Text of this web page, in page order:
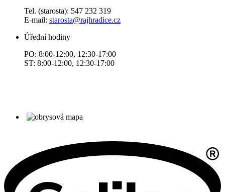
Tel. (starosta): 547 232 319
E-mail: starosta@rajhradice.cz
Úřední hodiny
PO: 8:00-12:00, 12:30-17:00
ST: 8:00-12:00, 12:30-17:00